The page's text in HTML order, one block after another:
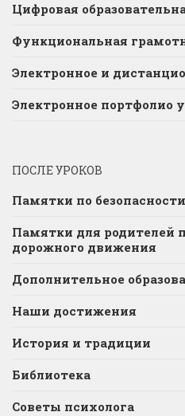
Цифровая
Функциональная
Электронное и
Электронное портфолио
ПОСЛЕ УРОКОВ
Памятки по
Памятки для родителей
дорожного движения
Дополнительное
Наши достижения
История и традиции
Библиотека
Советы психолога